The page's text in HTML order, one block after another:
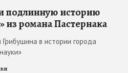
подлинную историю
из романа Пастернака
в истории города